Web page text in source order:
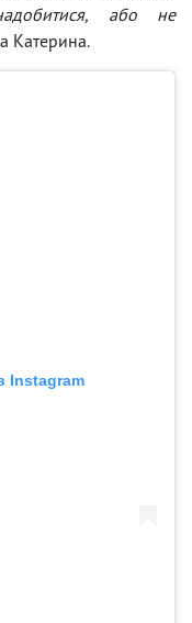
або не
Катерина.
Instagram